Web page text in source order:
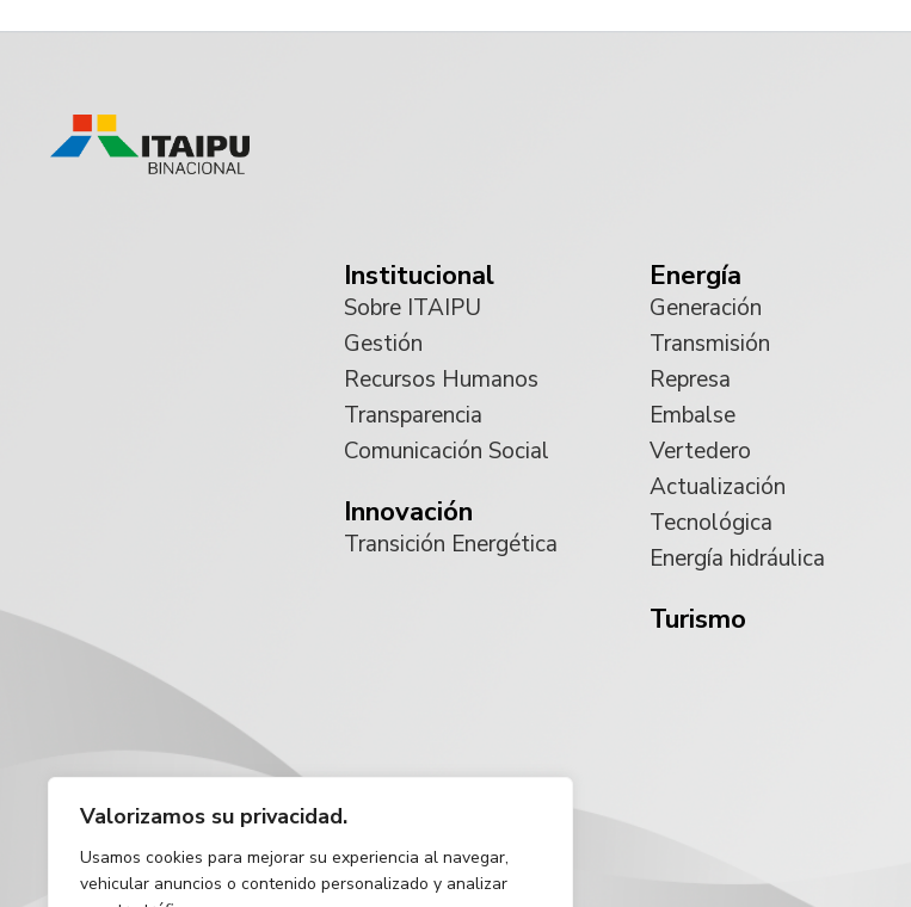
Valorizamos su privacidad.
Usamos cookies para mejorar su experiencia al navegar,
vehicular anuncios o contenido personalizado y analizar
Institucional
Sobre ITAIPU
Gestión
Recursos Humanos
Transparencia
Comunicación Social
Innovación
Transición Energética
Energía
Generación
Transmisión
Represa
Embalse
Vertedero
Actualización
Tecnológica
Energía hidráulica
Turismo